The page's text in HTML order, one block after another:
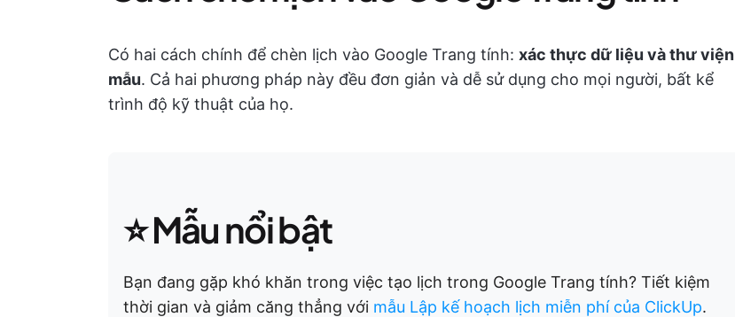
Có hai cách chính để chèn lịch vào Google Trang tính: xác thực dữ liệu và thư viện
mẫu. Cả hai phương pháp này đều đơn giản và dễ sử dụng cho mọi người, bất kể
trình độ kỹ thuật của họ.
⭐ Mẫu nổi bật
Bạn đang gặp khó khăn trong việc tạo lịch trong Google Trang tính? Tiết kiệm
thời gian và giảm căng thẳng với mẫu Lập kế hoạch lịch miễn phí của ClickUp.